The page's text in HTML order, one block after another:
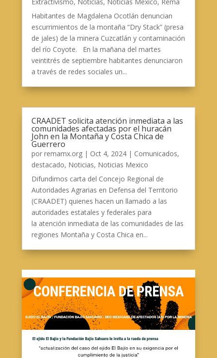
Extractivismo, Noticias, Noticias Mexico, Rema
Habitantes de Magdalena Ocotlán denuncian
escurrimientos de la montaña “Dry Stack” (presa
de jales) de la minera Cuzcatlán y contaminación
del río Coyote. En la mañana del martes
veintitrés de septiembre habitantes denunciaron
a través de redes sociales un...
CRAADET solicita atención inmediata a las
comunidades afectadas por el huracán
John en la Montaña y Costa Chica de
Guerrero
por remamx.org| Oct 4, 2024| Comunicados,
destacado, Noticias, Noticias Mexico
Difundimos carta del Concejo Regional de
Autoridades Agrarias en Defensa del Territorio
(CRAADET) quienes hacen un llamado a las
autoridades estatales y federales para
la atención inmediata de las comunidades de las
regiones Montaña y Costa Chica en...